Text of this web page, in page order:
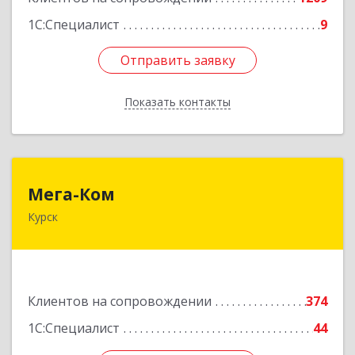
1С:Специалист
9
Отправить заявку
Показать контакты
Отправить заявку
Назад
Мега-Ком
Курск
Клиентов на сопровождении
374
1С:Специалист
44
305001, Курская обл, Курск г, Красной Армии ул,